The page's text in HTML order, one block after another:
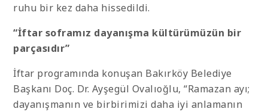
ruhu bir kez daha hissedildi.
“İftar soframız dayanışma kültürümüzün bir
parçasıdır”
İftar programında konuşan Bakırköy Belediye
Başkanı Doç. Dr. Ayşegül Ovalıoğlu, “Ramazan ayı;
dayanışmanın ve birbirimizi daha iyi anlamanın